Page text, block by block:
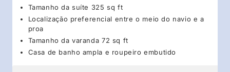
Tamanho da suíte 325 sq ft
Localização preferencial entre o meio do navio e a
proa
Tamanho da varanda 72 sq ft
Casa de banho ampla e roupeiro embutido